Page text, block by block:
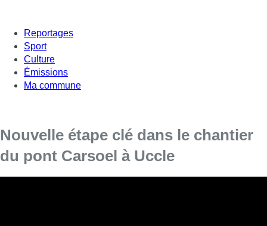
Reportages
Sport
Culture
Émissions
Ma commune
Nouvelle étape clé dans le chantier
du pont Carsoel à Uccle